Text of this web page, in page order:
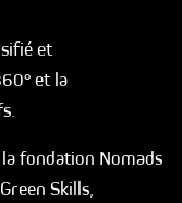
et
et la
fondation Nomads
Skills,